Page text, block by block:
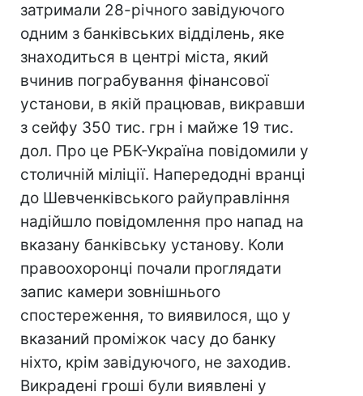
затримали 28-річного завідуючого
одним з банківських відділень, яке
знаходиться в центрі міста, який
вчинив пограбування фінансової
установи, в якій працював, викравши
з сейфу 350 тис. грн і майже 19 тис.
дол. Про це РБК-Україна повідомили у
столичній міліції. Напередодні вранці
до Шевченківського райуправління
надійшло повідомлення про напад на
вказану банківську установу. Коли
правоохоронці почали проглядати
запис камери зовнішнього
спостереження, то виявилося, що у
вказаний проміжок часу до банку
ніхто, крім завідуючого, не заходив.
Викрадені гроші були виявлені у